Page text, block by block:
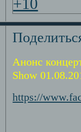
+10
Анонс
Show
https://